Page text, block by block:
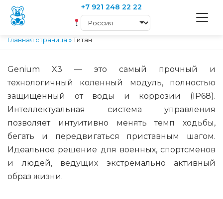
+7 921 248 22 22
Главная страница »Титан
Genium X3 — это самый прочный и
технологичный коленный модуль, полностью
защищенный от воды и коррозии (IP68).
Интеллектуальная система управления
позволяет интуитивно менять темп ходьбы,
бегать и передвигаться приставным шагом.
Идеальное решение для военных, спортсменов
и людей, ведущих экстремально активный
образ жизни.